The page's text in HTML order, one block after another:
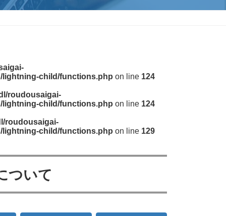
lightning-child/functions.php on line 124
roudousaigai-
lightning-child/functions.php on line 124
roudousaigai-
lightning-child/functions.php on line 129
ついて